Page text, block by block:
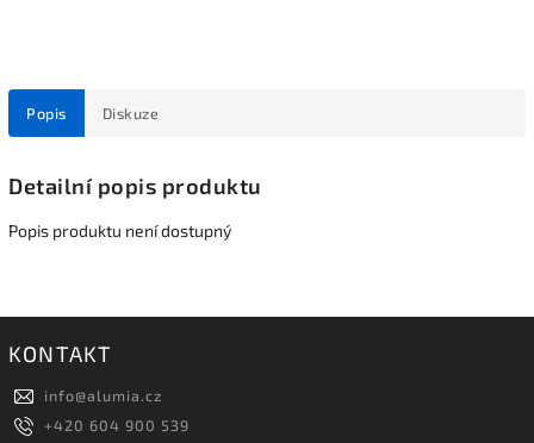
Popis Diskuze
Detailní popis produktu
Popis produktu není dostupný
KONTAKT
info@alumia.cz
+420 604 900 539